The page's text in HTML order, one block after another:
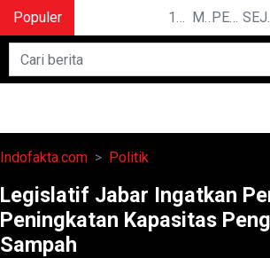
Populer 10 CERITA LUCU PENDEK YANG BIKIN NGAKAK MENGUAK RAHASIA ILMU TELEPATI PEMILIK BASO ENGGAL MALANG DIGUGAT DI PN BANDUNG SEJARAH
Indofakta.com Politik
Legislatif Jabar Ingatkan
Peningkatan Kapasitas
Sampah